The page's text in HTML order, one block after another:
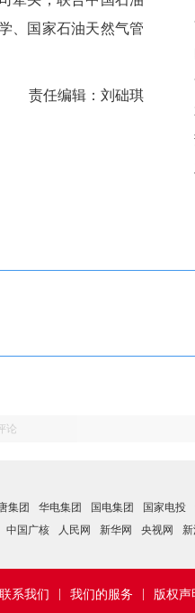
、国家石油天然气管
责任编辑：刘础琪
论
集团 华电集团 国电集团 国家电投
中国广核 人民网 新华网 央视网
版权声
我们的服务
联系我们